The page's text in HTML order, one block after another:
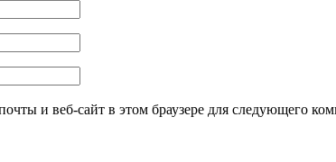
и веб-сайт в этом браузере для следующего